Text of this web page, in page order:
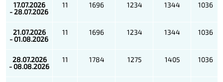
17.07.2026
- 28.07.2026
11 1696 1234 1344 1036
21.07.2026
- 01.08.2026
11 1696 1234 1344 1036
28.07.2026
- 08.08.2026
11 1784 1275 1405 1036